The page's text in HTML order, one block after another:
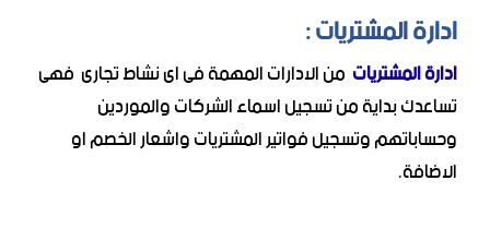
ادارة المشتريات :
ادارة المشترياتمن الادارات المهمة فى اى نشاط تجارى فهى
تساعدك بداية من تسجيل اسماء الشركات والموردين
وحساباتهم وتسجيل فواتير المشتريات واشعار الخصم او
الاضافة.